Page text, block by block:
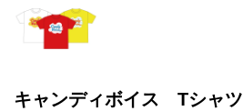
キャンディボイス Tシャツ